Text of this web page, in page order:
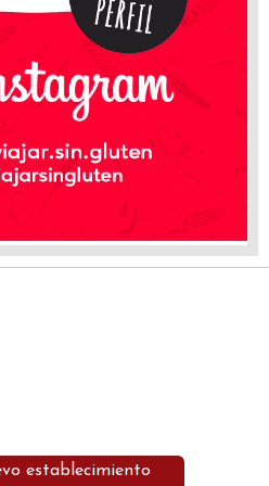
establecimiento